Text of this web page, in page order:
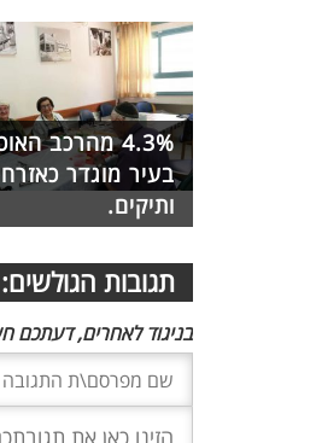
4.3% מהרכב
בעיר מוגדר
ותיקים.
תגובות הגולשים:
בניגוד לאחרים, דעתכם